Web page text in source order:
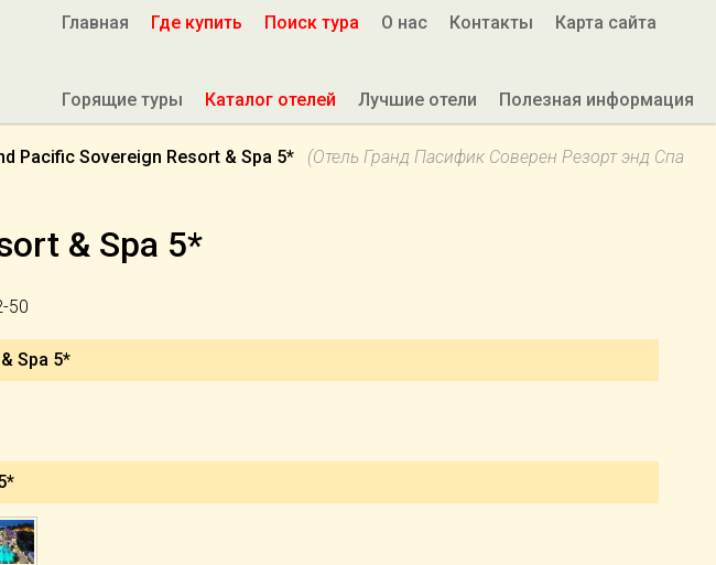
Главная Где купить Поиск тура О нас Контакты Карта сайта
Горящие туры Каталог отелей Лучшие отели Полезная информация
Pacific Sovereign Resort & Spa 5*
(Отель Гранд Пасифик Соверен Резорт энд Спа
& Spa 5*
50
Spa 5*